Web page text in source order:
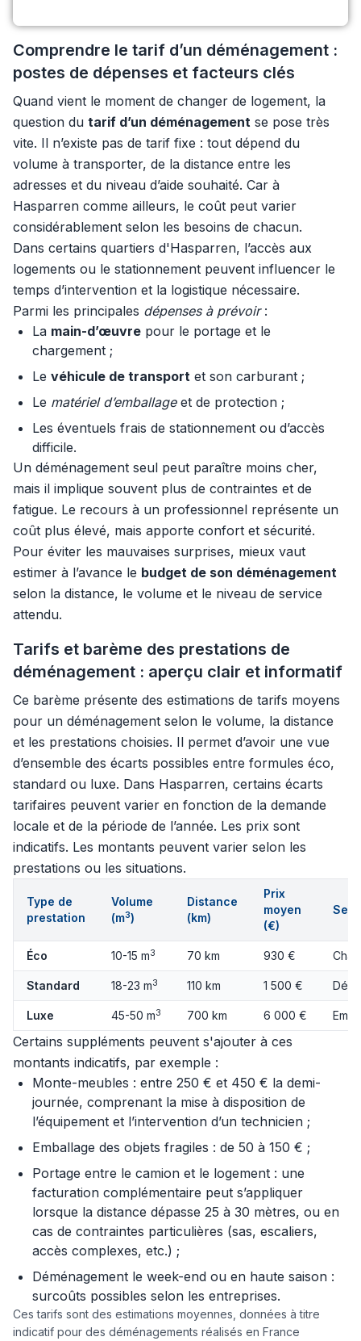
Comprendre le tarif d’un déménagement :
postes de dépenses et facteurs clés
Quand vient le moment de changer de logement, la
question du tarif d’un déménagement se pose très
vite. Il n’existe pas de tarif fixe : tout dépend du
volume à transporter, de la distance entre les
adresses et du niveau d’aide souhaité. Car à
Hasparren comme ailleurs, le coût peut varier
considérablement selon les besoins de chacun.
Dans certains quartiers d'Hasparren, l’accès aux
logements ou le stationnement peuvent influencer le
temps d’intervention et la logistique nécessaire.
Parmi les principales dépenses à prévoir:
La main-d’œuvre pour le portage et le
chargement ;
Le véhicule de transport et son carburant ;
Le matériel d’emballageet de protection ;
Les éventuels frais de stationnement ou d’accès
difficile.
Un déménagement seul peut paraître moins cher,
mais il implique souvent plus de contraintes et de
fatigue. Le recours à un professionnel représente un
coût plus élevé, mais apporte confort et sécurité.
Pour éviter les mauvaises surprises, mieux vaut
estimer à l’avance le budget de son déménagement
selon la distance, le volume et le niveau de service
attendu.
Tarifs et barème des prestations de
déménagement : aperçu clair et informatif
Ce barème présente des estimations de tarifs moyens
pour un déménagement selon le volume, la distance
et les prestations choisies. Il permet d’avoir une vue
d’ensemble des écarts possibles entre formules éco,
standard ou luxe. Dans Hasparren, certains écarts
tarifaires peuvent varier en fonction de la demande
locale et de la période de l’année. Les prix sont
indicatifs. Les montants peuvent varier selon les
prestations ou les situations.
Type de
prestation
Volume
(m3)
Distance
(km)
Prix
moyen
(€)
Éco 10-15 m3 70 km 930 €
Standard 18-23 m3 110 km 1 500 €
Luxe 45-50 m3 700 km 6 000 €
Certains suppléments peuvent s'ajouter à ces
montants indicatifs, par exemple :
Monte-meubles : entre 250 € et 450 € la demi-
journée, comprenant la mise à disposition de
l’équipement et l’intervention d’un technicien ;
Emballage des objets fragiles : de 50 à 150 € ;
Portage entre le camion et le logement : une
facturation complémentaire peut s’appliquer
lorsque la distance dépasse 25 à 30 mètres, ou en
cas de contraintes particulières (sas, escaliers,
accès complexes, etc.) ;
Déménagement le week-end ou en haute saison :
surcoûts possibles selon les entreprises.
Ces tarifs sont des estimations moyennes, données à titre
indicatif pour des déménagements réalisés en France